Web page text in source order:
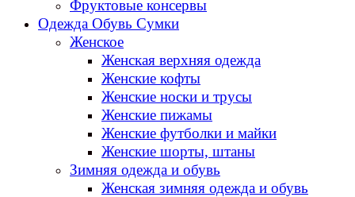
Фруктовые консервы
Одежда Обувь Сумки
Женское
Женская верхняя одежда
Женские кофты
Женские носки и трусы
Женские пижамы
Женские футболки и майки
Женские шорты, штаны
Зимняя одежда и обувь
Женская зимняя одежда и обувь